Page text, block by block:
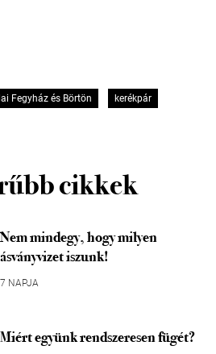
Fegyház és Börtön kerékpár
cikkek
Nem mindegy, hogy milyen
ásványvizet iszunk!
7 NAPJA
Miért együnk rendszeresen fügét?